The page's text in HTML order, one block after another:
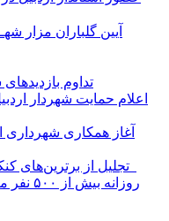
تداوم